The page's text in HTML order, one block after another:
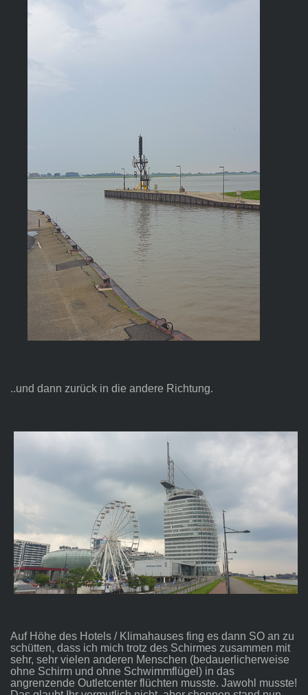
..und dann zurück in die andere Richtung.
Auf Höhe des Hotels / Klimahauses fing es dann SO an zu
schütten, dass ich mich trotz des Schirmes zusammen mit
sehr, sehr vielen anderen Menschen (bedauerlicherweise
ohne Schirm und ohne Schwimmflügel) in das
angrenzende Outletcenter flüchten musste. Jawohl musste!